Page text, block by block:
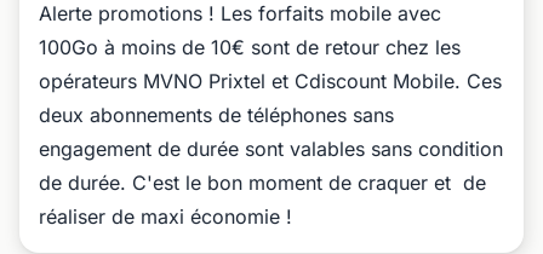
Alerte promotions ! Les forfaits mobile avec
100Go à moins de 10€ sont de retour chez les
opérateurs MVNO Prixtel et Cdiscount Mobile. Ces
deux abonnements de téléphones sans
engagement de durée sont valables sans condition
de durée. C'est le bon moment de craquer et de
réaliser de maxi économie !